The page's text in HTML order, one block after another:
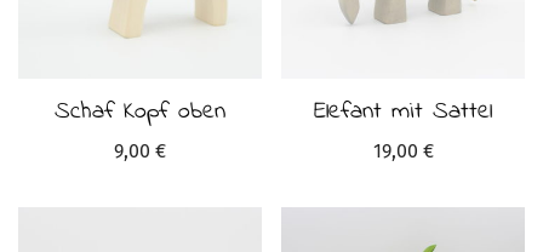
Schaf Kopf oben
9,00 €
Elefant mit Sattel
19,00 €